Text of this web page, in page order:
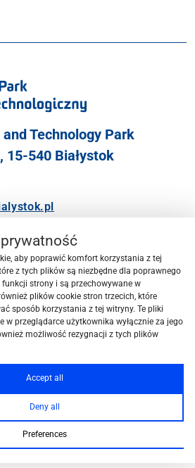
Technology Park
15-540 Białystok
aby poprawić komfort korzystania z tej
z tych plików są niezbędne dla poprawnego
strony i są przechowywane w
plików cookie stron trzecich, które
sposób korzystania z tej witryny. Te pliki
w przeglądarce użytkownika wyłącznie za jego
możliwość rezygnacji z tych plików
Accept all
Deny all
Preferences